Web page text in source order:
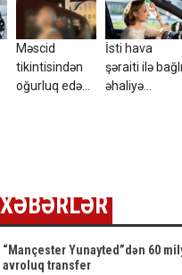
Məscid
tikintisindən
oğurluq edən
İsti hava
şəraiti ilə bağlı
əhaliyə
“Mançester Yunayted”dən 60
avroluq transfer